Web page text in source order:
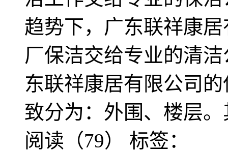
趋势下，广东联祥康
厂保洁交给专业的清
东联祥康居有限公司
致分为：外围、楼层。
阅读（79） 标签：